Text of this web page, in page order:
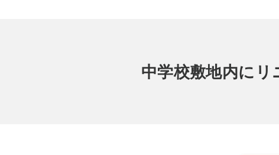
中学校敷地内に